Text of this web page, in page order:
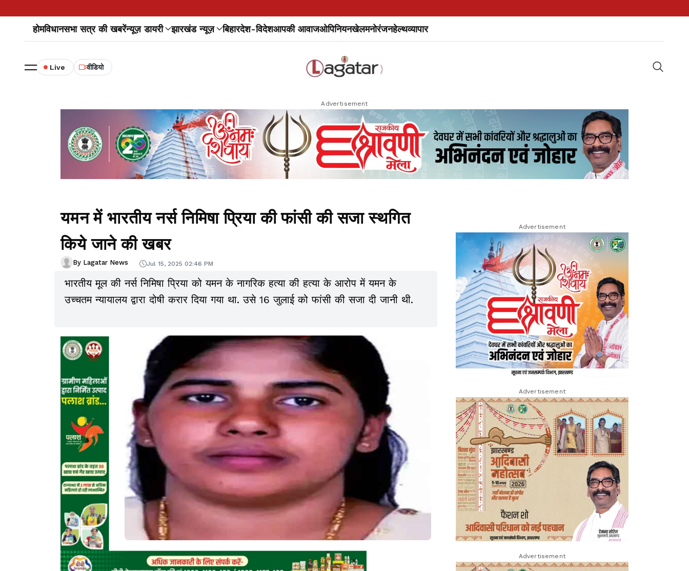
होमविधानसभा सत्र की खबरेंन्यूज़ डायरी झारखंड न्यूज़ बिहारदेश-विदेशआपकी आवाजओपिनियनखेलमनोरंजनहेल्थव्यापार
Live वीडियो
Advertisement
यमन में भारतीय नर्स निमिषा प्रिया की फांसी की सजा स्थगित
किये जाने की खबर
By Lagatar News Jul 15, 2025 02:46 PM
भारतीय मूल की नर्स निमिषा प्रिया को यमन के नागरिक हत्या की हत्या के आरोप में यमन के
उच्चतम न्यायालय द्वारा दोषी करार दिया गया था. उसे 16 जुलाई को फांसी की सजा दी जानी थी.
Advertisement
Advertisement
Advertisement